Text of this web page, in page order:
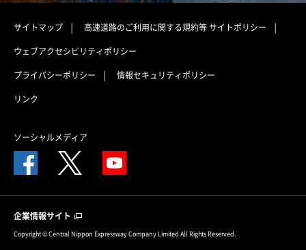
サイトマップ 高速道路のご利用に関する規約等サイトポリシー
ウェブアクセシビリティポリシー
プライバシーポリシー
情報セキュリティポリシー
リンク
ソーシャルメディア
企業情報サイト
Copyright © Central Nippon Expressway Company Limited All Rights Reserved.